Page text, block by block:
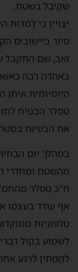
שקיבל בשטח.
יצויין כי
סיור ביישובים
זאב, שם התקבל
באהדה רבה
היומיומית
טסלר הבטיח
את הבעיות
במהלך יום
מהשטח ומחדרי
ח"כ טסלר
אף עודד בעצמו
טלפוניות
לשמוע בקול
להמתין לרגע